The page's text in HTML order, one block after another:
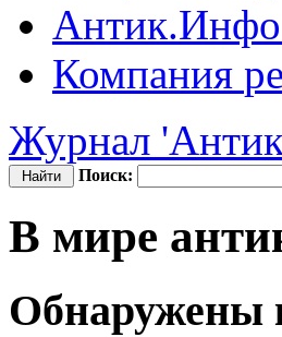
Антик.Инфо
Компания
Журнал
Поиск:
В мире
Обнаружены